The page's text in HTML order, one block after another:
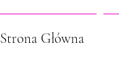
Strona Główna